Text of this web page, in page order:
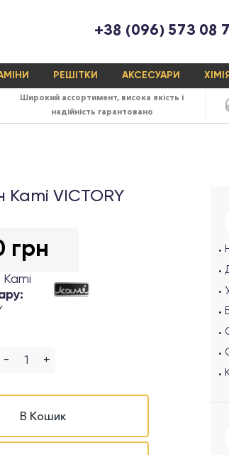
+38 (096) 573 08
РЕШІТКИ АКСЕСУАРИ ХІМІЯ
Широкий ассортимент, висока якість і
надійність гарантовано
Kami VICTORY
грн
Kami
- +
В Кошик